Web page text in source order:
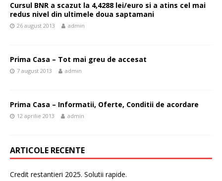
Cursul BNR a scazut la 4,4288 lei/euro si a atins cel mai
redus nivel din ultimele doua saptamani
26 august 2013 admin
Prima Casa – Tot mai greu de accesat
7 august 2013 admin
Prima Casa – Informatii, Oferte, Conditii de acordare
12 aprilie 2013 admin
ARTICOLE RECENTE
Credit restantieri 2025. Solutii rapide.